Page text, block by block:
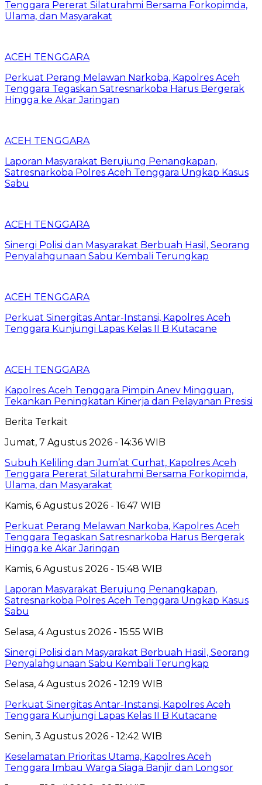
Tenggara Pererat Silaturahmi Bersama Forkopimda,
Ulama, dan Masyarakat
ACEH TENGGARA
Perkuat Perang Melawan Narkoba, Kapolres Aceh
Tenggara Tegaskan Satresnarkoba Harus Bergerak
Hingga ke Akar Jaringan
ACEH TENGGARA
Laporan Masyarakat Berujung Penangkapan,
Satresnarkoba Polres Aceh Tenggara Ungkap Kasus
Sabu
ACEH TENGGARA
Sinergi Polisi dan Masyarakat Berbuah Hasil, Seorang
Penyalahgunaan Sabu Kembali Terungkap
ACEH TENGGARA
Perkuat Sinergitas Antar-Instansi, Kapolres Aceh
Tenggara Kunjungi Lapas Kelas II B Kutacane
ACEH TENGGARA
Kapolres Aceh Tenggara Pimpin Anev Mingguan,
Tekankan Peningkatan Kinerja dan Pelayanan Presisi
Berita Terkait
Jumat, 7 Agustus 2026 - 14:36 WIB
Subuh Keliling dan Jum’at Curhat, Kapolres Aceh
Tenggara Pererat Silaturahmi Bersama Forkopimda,
Ulama, dan Masyarakat
Kamis, 6 Agustus 2026 - 16:47 WIB
Perkuat Perang Melawan Narkoba, Kapolres Aceh
Tenggara Tegaskan Satresnarkoba Harus Bergerak
Hingga ke Akar Jaringan
Kamis, 6 Agustus 2026 - 15:48 WIB
Laporan Masyarakat Berujung Penangkapan,
Satresnarkoba Polres Aceh Tenggara Ungkap Kasus
Sabu
Selasa, 4 Agustus 2026 - 15:55 WIB
Sinergi Polisi dan Masyarakat Berbuah Hasil, Seorang
Penyalahgunaan Sabu Kembali Terungkap
Selasa, 4 Agustus 2026 - 12:19 WIB
Perkuat Sinergitas Antar-Instansi, Kapolres Aceh
Tenggara Kunjungi Lapas Kelas II B Kutacane
Senin, 3 Agustus 2026 - 12:42 WIB
Keselamatan Prioritas Utama, Kapolres Aceh
Tenggara Imbau Warga Siaga Banjir dan Longsor